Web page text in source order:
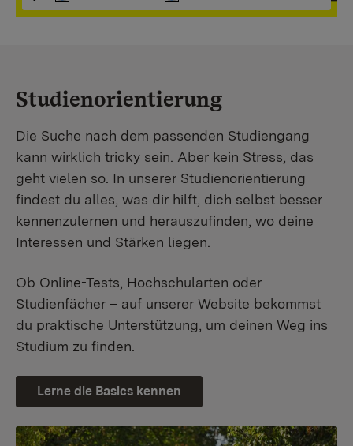
Abspielen
StummschaltungEinstellungen
PIP
Studienorientierung
Die Suche nach dem passenden Studiengang
kann wirklich tricky sein. Aber kein Stress, das
geht vielen so. In unserer Studienorientierung
findest du alles, was dir hilft, dich selbst besser
kennenzulernen und herauszufinden, wo deine
Interessen und Stärken liegen.
Ob Online-Tests, Hochschularten oder
Studienfächer – auf unserer Website bekommst
du praktische Unterstützung, um deinen Weg ins
Studium zu finden.
Lerne die Basics kennen